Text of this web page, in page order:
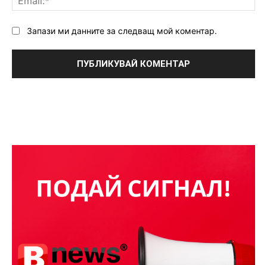
Запази ми данните за следващ мой коментар.